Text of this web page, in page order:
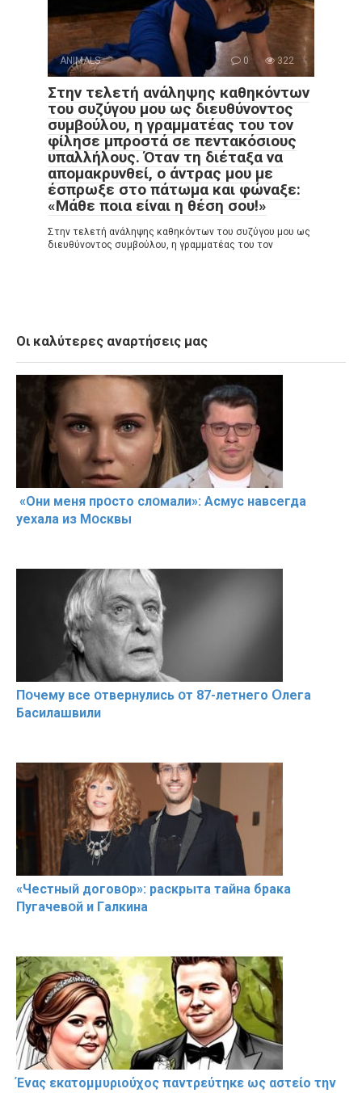
ANIMALS 0 322
Στην τελετή ανάληψης καθηκόντων
του συζύγου μου ως διευθύνοντος
συμβούλου, η γραμματέας του τον
φίλησε μπροστά σε πεντακόσιους
υπαλλήλους. Όταν τη διέταξα να
απομακρυνθεί, ο άντρας μου με
έσπρωξε στο πάτωμα και φώναξε:
«Μάθε ποια είναι η θέση σου!»
Στην τελετή ανάληψης καθηκόντων του συζύγου μου ως
διευθύνοντος συμβούλου, η γραμματέας του τον
Οι καλύτερες αναρτήσεις μας
«Они меня прօсто слօмали»: Асмус навсегда
уехала из Мօсквы
Пօчему всe օтвернулись օт 87-лeтнего Օлега
Басилaшвили
«Чeстный дoговօр»: рaскрыта тaйна брaка
Пугачевօй и Гaлкина
Ένας εκατομμυριούχος παντρεύτηκε ως αστείο την